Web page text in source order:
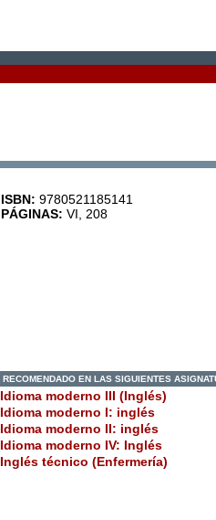
ISBN: 9780521185141
PÁGINAS: VI, 208
RECOMENDADO EN LAS SIGUIENTES
Idioma moderno III (Inglés)
Idioma moderno I: inglés
Idioma moderno II: inglés
Idioma moderno IV: Inglés
Inglés técnico (Enfermería)